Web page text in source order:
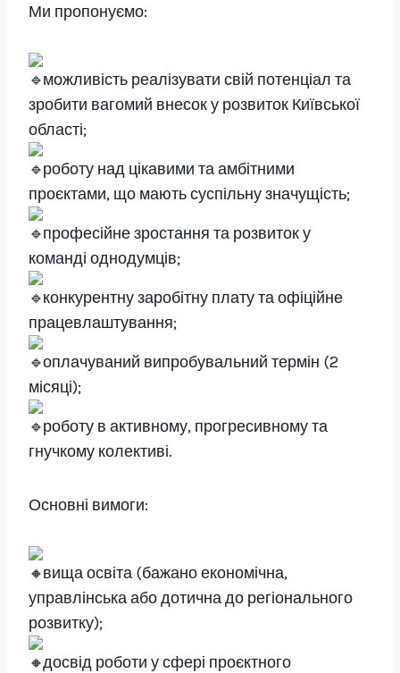
Ми пропонуємо:
можливість реалізувати свій потенціал та
зробити вагомий внесок у розвиток Київської
області;
роботу над цікавими та амбітними
проєктами, що мають суспільну значущість;
професійне зростання та розвиток у
команді однодумців;
конкурентну заробітну плату та офіційне
працевлаштування;
оплачуваний випробувальний термін (2
місяці);
роботу в активному, прогресивному та
гнучкому колективі.
Основні вимоги:
вища освіта (бажано економічна,
управлінська або дотична до регіонального
розвитку);
досвід роботи у сфері проєктного